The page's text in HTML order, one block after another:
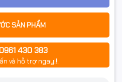
SẢN PHẨM
430 383
và hỗ trợ ngay!!!